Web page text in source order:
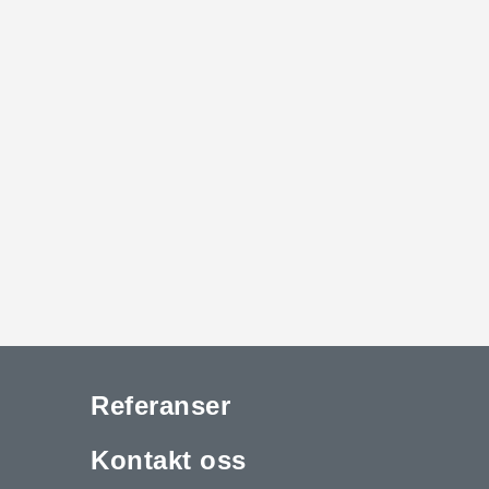
Referanser
Kontakt oss